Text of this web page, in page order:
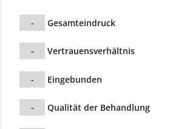
- Gesamteindruck
- Vertrauensverhältnis
- Eingebunden
- Qualität der Behandlung